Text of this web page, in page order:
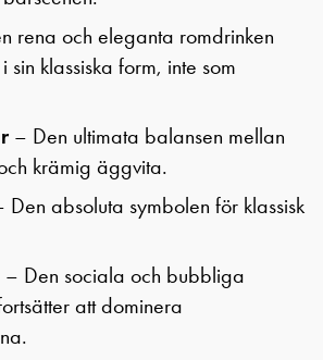
rena och eleganta romdrinken
sin klassiska form, inte som
– Den ultimata balansen mellan
krämig äggvita.
Den absoluta symbolen för klassisk
– Den sociala och bubbliga
att dominera